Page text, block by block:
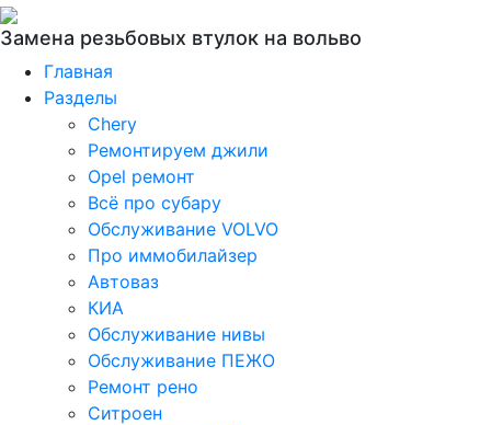
Замена резьбовых втулок на вольво
Главная
Разделы
Chery
Ремонтируем джили
Opel ремонт
Всё про субару
Обслуживание VOLVO
Про иммобилайзер
Автоваз
КИА
Обслуживание нивы
Обслуживание ПЕЖО
Ремонт рено
Ситроен